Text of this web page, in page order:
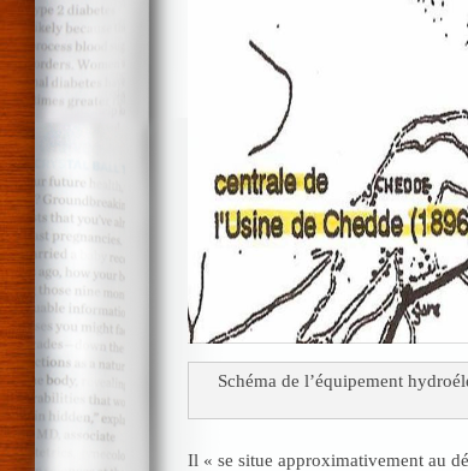
Schéma de l’équipement
Il « se situe approximativement au